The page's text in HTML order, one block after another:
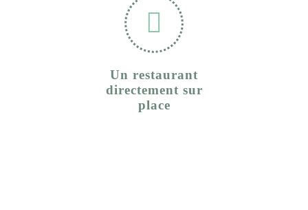
Un restaurant
directement sur
place